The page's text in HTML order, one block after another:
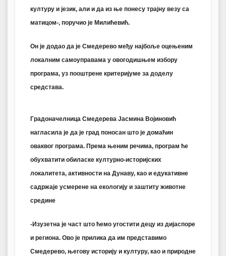
културу и језик, али и да из ње понесу трајну везу са
матицом-, поручио је Милићевић.
Он је додао да је Смедерево међу најбоље оцењеним
локалним самоуправама у овогодишњем избору
програма, уз пооштрене критеријуме за доделу
средстава.
Градоначелница Смедерева Јасмина Војиновић
нагласила је да је град поносан што је домаћин
оваквог програма. Према њеним речима, програм ће
обухватити обиласке културно-историјских
локалитета, активности на Дунаву, као и едукативне
садржаје усмерене на екологију и заштиту животне
средине
-Изузетна је част што ћемо угостити децу из дијаспоре
и региона. Ово је прилика да им представимо
Смедерево, његову историју и културу, као и природне